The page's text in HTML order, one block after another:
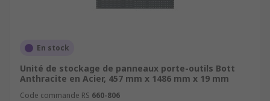
En stock
Unité de stockage de panneaux porte-outils Bott
Anthracite en Acier, 457 mm x 1486 mm x 19 mm
Code commande RS 660-806